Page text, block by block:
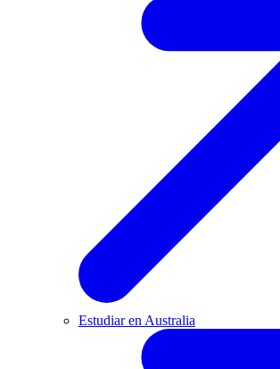
Estudiar en Australia